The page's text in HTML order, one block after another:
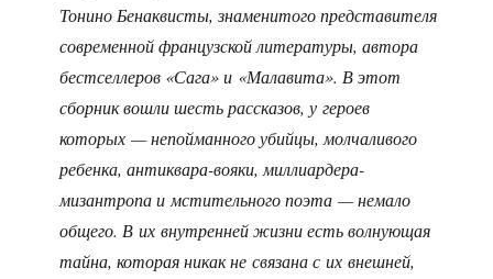
Тонино Бенаквисты, знаменитого представителя
современной французской литературы, автора
бестселлеров «Сага» и «Малавита». В этот
сборник вошли шесть рассказов, у героев
которых — непойманного убийцы, молчаливого
ребенка, антиквара-вояки, миллиардера-
мизантропа и мстительного поэта — немало
общего. В их внутренней жизни есть волнующая
тайна, которая никак не связана с их внешней,